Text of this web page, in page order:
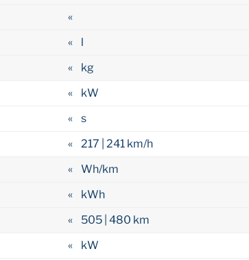
«
« l
« kg
« kW
« s
« 217 | 241 km/h
« Wh/km
« kWh
« 505 | 480 km
« kW